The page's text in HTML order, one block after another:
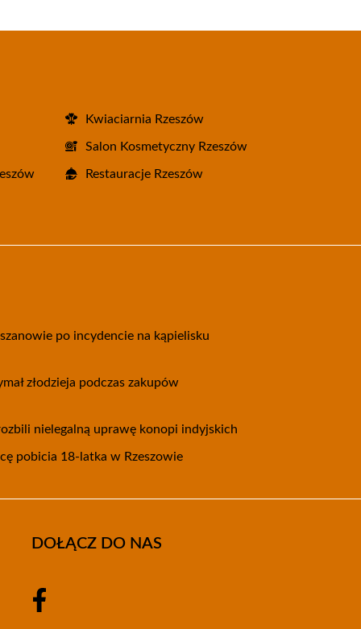
Kwiaciarnia Rzeszów
Salon Kosmetyczny Rzeszów
Restauracje Rzeszów
po incydencie na kąpielisku
złodzieja podczas zakupów
nielegalną uprawę konopi indyjskich
pobicia 18-latka w Rzeszowie
DOŁĄCZ DO NAS